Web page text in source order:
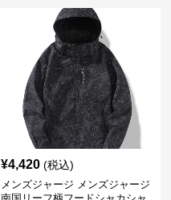
¥4,420 (税込)
メンズジャージ メンズジャージ